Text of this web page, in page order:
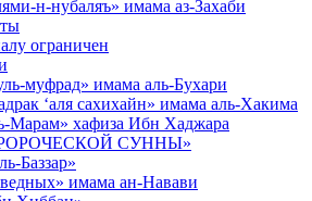
н-нубаляъ» имама аз-Захаби
ограничен
муфрад» имама аль-Бухари
‘аля сахихайн» имама аль-Хакима
Марам» хафиза Ибн Хаджара
СУННЫ»
Баззар»
имама ан-Навави